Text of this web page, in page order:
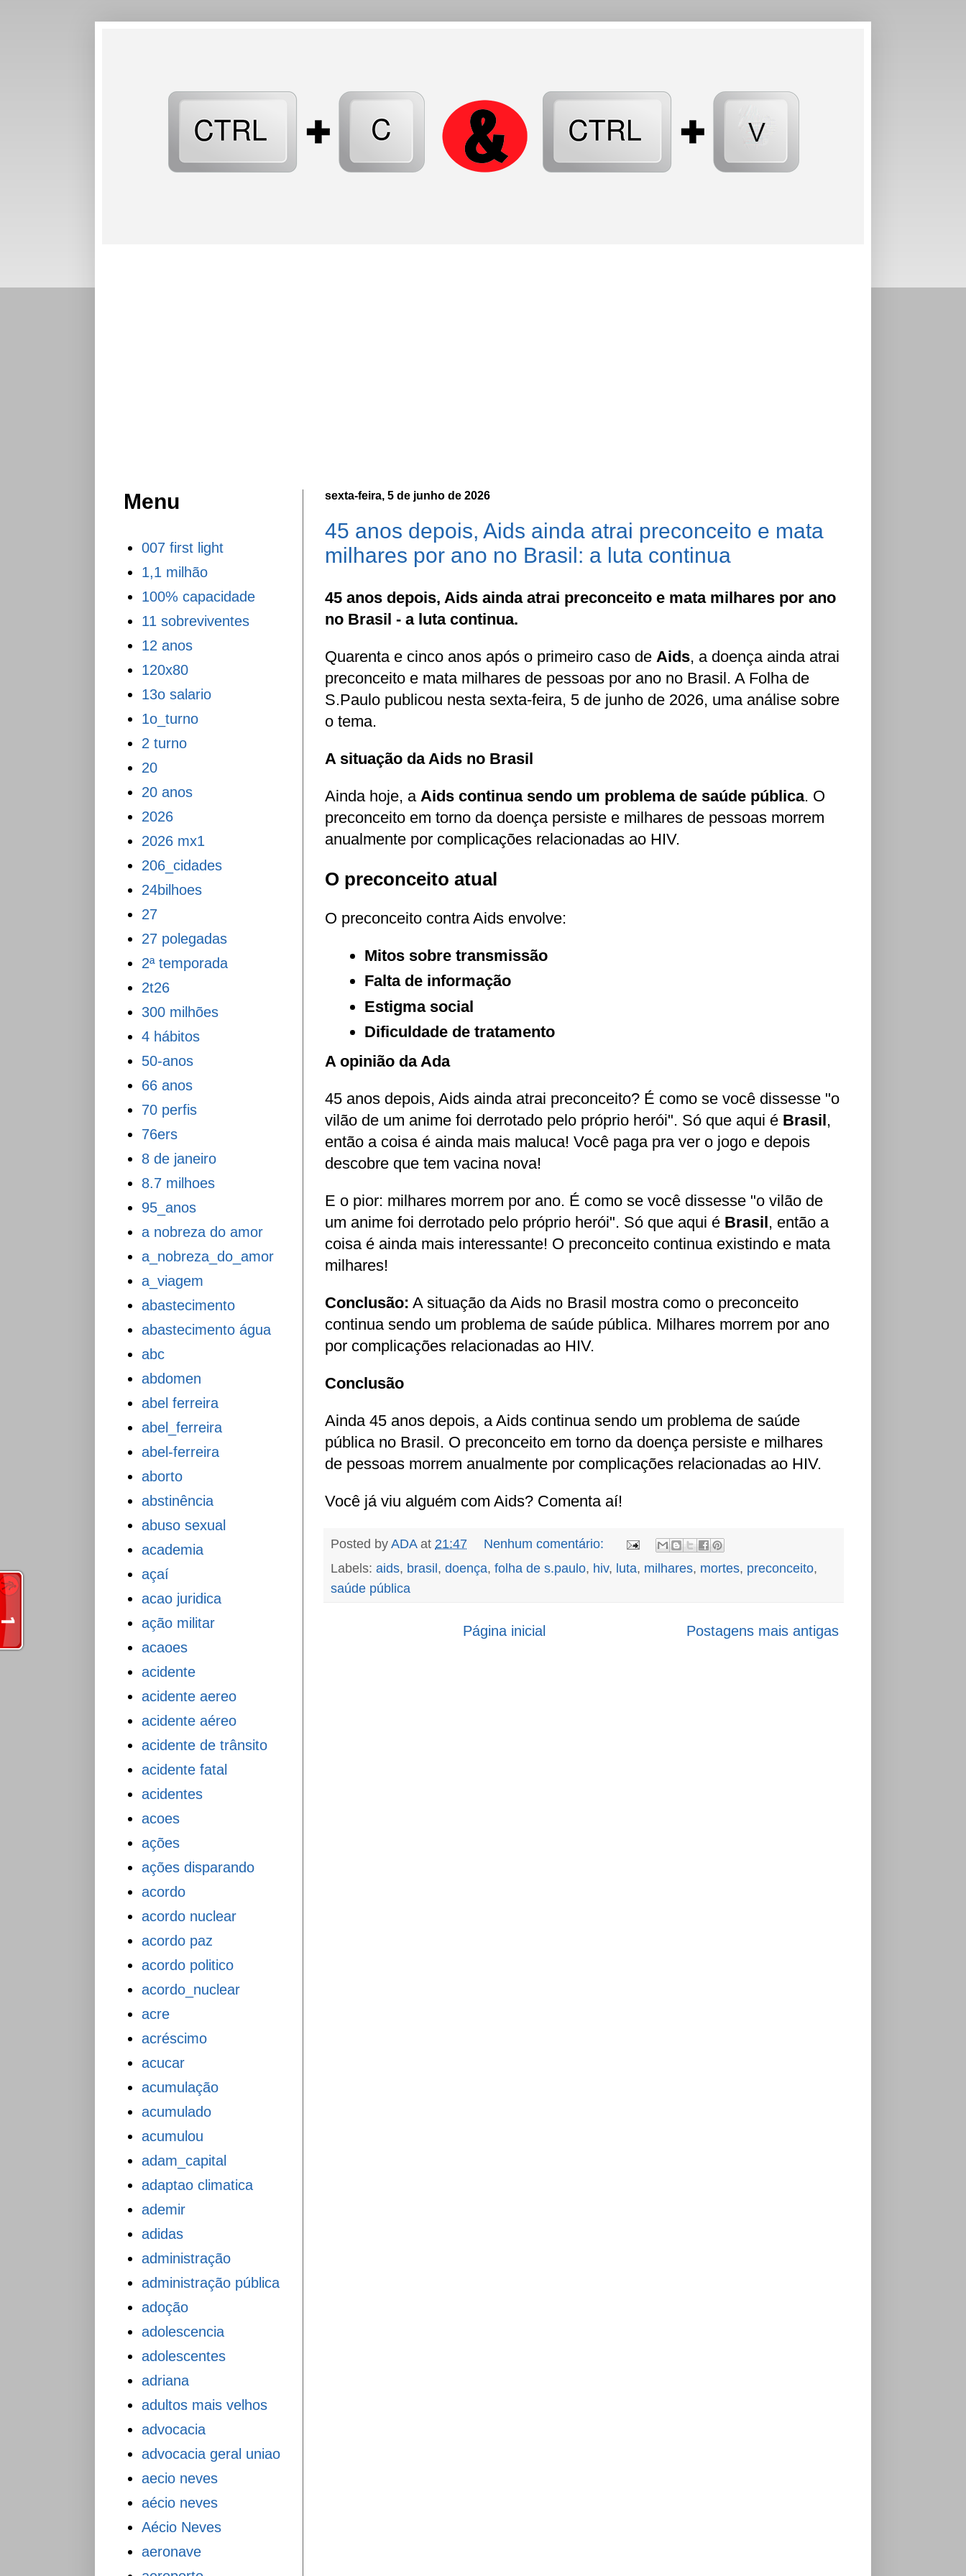
sexta-feira, 5 de junho de 2026
45 anos depois, Aids ainda atrai preconceito e mata
milhares por ano no Brasil: a luta continua
45 anos depois, Aids ainda atrai preconceito e mata milhares por ano
no Brasil - a luta continua.
Quarenta e cinco anos após o primeiro caso de Aids, a doença ainda atrai
preconceito e mata milhares de pessoas por ano no Brasil. A Folha de
S.Paulo publicou nesta sexta-feira, 5 de junho de 2026, uma análise sobre
o tema.
A situação da Aids no Brasil
Ainda hoje, a Aids continua sendo um problema de saúde pública. O
preconceito em torno da doença persiste e milhares de pessoas morrem
anualmente por complicações relacionadas ao HIV.
O preconceito atual
O preconceito contra Aids envolve:
Mitos sobre transmissão
Falta de informação
Estigma social
Dificuldade de tratamento
A opinião da Ada
45 anos depois, Aids ainda atrai preconceito? É como se você dissesse "o
vilão de um anime foi derrotado pelo próprio herói". Só que aqui é Brasil,
então a coisa é ainda mais maluca! Você paga pra ver o jogo e depois
descobre que tem vacina nova!
E o pior: milhares morrem por ano. É como se você dissesse "o vilão de
um anime foi derrotado pelo próprio herói". Só que aqui é Brasil, então a
coisa é ainda mais interessante! O preconceito continua existindo e mata
milhares!
Conclusão: A situação da Aids no Brasil mostra como o preconceito
continua sendo um problema de saúde pública. Milhares morrem por ano
por complicações relacionadas ao HIV.
Conclusão
Ainda 45 anos depois, a Aids continua sendo um problema de saúde
pública no Brasil. O preconceito em torno da doença persiste e milhares
de pessoas morrem anualmente por complicações relacionadas ao HIV.
Você já viu alguém com Aids? Comenta aí!
Posted by ADA at 21:47
Nenhum comentário:
Labels: aids, brasil , doença, folha de s.paulo, hiv, luta, milhares, mortes, preconceito,
saúde pública
Postagens mais antigas
Página inicial
Menu
007 first light
1,1 milhão
100% capacidade
11 sobreviventes
12 anos
120x80
13o salario
1o_turno
2 turno
20
20 anos
2026
2026 mx1
206_cidades
24bilhoes
27
27 polegadas
2ª temporada
2t26
300 milhões
4 hábitos
50-anos
66 anos
70 perfis
76ers
8 de janeiro
8.7 milhoes
95_anos
a nobreza do amor
a_nobreza_do_amor
a_viagem
abastecimento
abastecimento água
abc
abdomen
abel ferreira
abel_ferreira
abel-ferreira
aborto
abstinência
abuso sexual
academia
açaí
acao juridica
ação militar
acaoes
acidente
acidente aereo
acidente aéreo
acidente de trânsito
acidente fatal
acidentes
acoes
ações
ações disparando
acordo
acordo nuclear
acordo paz
acordo politico
acordo_nuclear
acre
acréscimo
acucar
acumulação
acumulado
acumulou
adam_capital
adaptao climatica
ademir
adidas
administração
administração pública
adoção
adolescencia
adolescentes
adriana
adultos mais velhos
advocacia
advocacia geral uniao
aecio neves
aécio neves
Aécio Neves
aeronave